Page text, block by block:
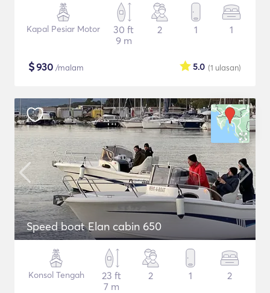
Kapal Pesiar Motor
30 ft
9 m
2 1 1
$930 /malam (1 ulasan)
5.0
Speed boat Elan cabin 650
Konsol Tengah
23 ft
7 m
2 1 2